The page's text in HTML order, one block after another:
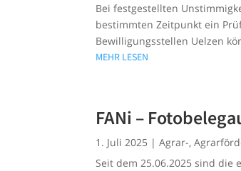
Bei festgestellten
bestimmten Zeitpunkt ein
Bewilligungsstellen Uelzen
MEHR LESEN
FANi –
1. Juli 2025 |Agrar-,
Seit dem 25.06.2025 sind